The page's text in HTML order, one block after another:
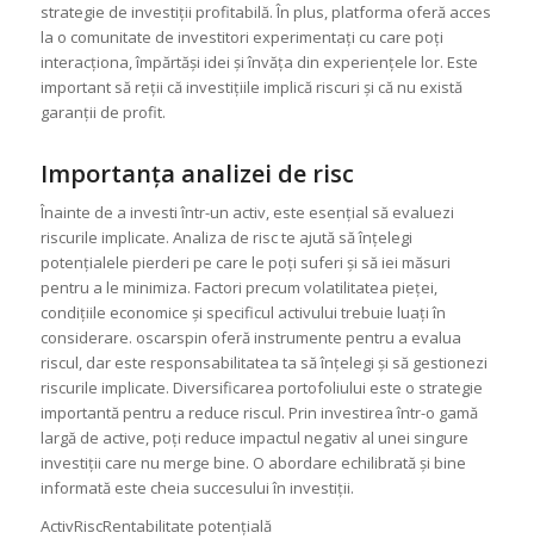
strategie de investiții profitabilă. În plus, platforma oferă acces
la o comunitate de investitori experimentați cu care poți
interacționa, împărtăși idei și învăța din experiențele lor. Este
important să reții că investițiile implică riscuri și că nu există
garanții de profit.
Importanța analizei de risc
Înainte de a investi într-un activ, este esențial să evaluezi
riscurile implicate. Analiza de risc te ajută să înțelegi
potențialele pierderi pe care le poți suferi și să iei măsuri
pentru a le minimiza. Factori precum volatilitatea pieței,
condițiile economice și specificul activului trebuie luați în
considerare. oscarspin oferă instrumente pentru a evalua
riscul, dar este responsabilitatea ta să înțelegi și să gestionezi
riscurile implicate. Diversificarea portofoliului este o strategie
importantă pentru a reduce riscul. Prin investirea într-o gamă
largă de active, poți reduce impactul negativ al unei singure
investiții care nu merge bine. O abordare echilibrată și bine
informată este cheia succesului în investiții.
ActivRiscRentabilitate potențială